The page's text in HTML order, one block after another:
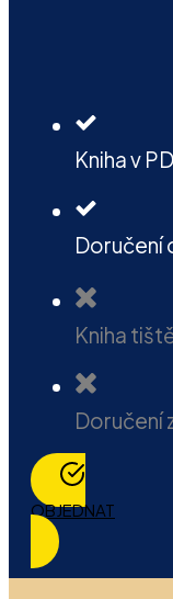
Kniha v
Doručení
Kniha
Doručení
OBJEDNAT